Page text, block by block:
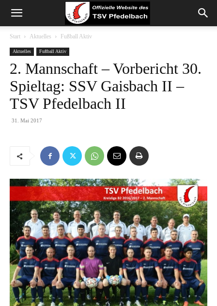
Start Aktuelles Fußball Aktiv
Aktuelles Fußball Aktiv
2. Mannschaft – Vorbericht 30.
Spieltag: SSV Gaisbach II –
TSV Pfedelbach II
31. Mai 2017